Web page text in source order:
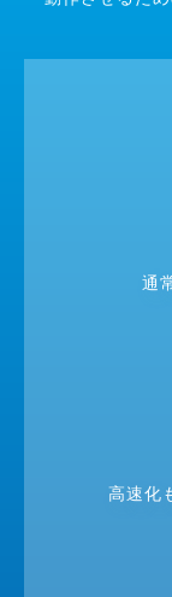
通
高速化